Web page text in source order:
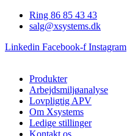
VidereRing 86 85 43 43
salg@xsystems.dk
Linkedin Facebook-f Instagram
Produkter
Arbejdsmiljøanalyse
Lovpligtig APV
Om Xsystems
Ledige stillinger
Kontakt os